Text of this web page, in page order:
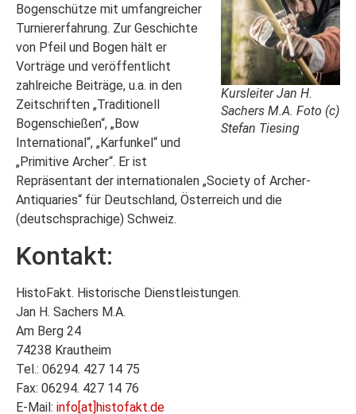
Kursleiter Jan H.
Sachers M.A. Foto (c)
Stefan Tiesing
Bogenschütze mit umfangreicher
Turniererfahrung. Zur Geschichte
von Pfeil und Bogen hält er
Vorträge und veröffentlicht
zahlreiche Beiträge, u.a. in den
Zeitschriften „Traditionell
Bogenschießen“, „Bow
International“, „Karfunkel“ und
„Primitive Archer“. Er ist
Repräsentant der internationalen „Society of Archer-
Antiquaries“ für Deutschland, Österreich und die
(deutschsprachige) Schweiz.
Kontakt:
HistoFakt. Historische Dienstleistungen.
Jan H. Sachers M.A.
Am Berg 24
74238 Krautheim
Tel.: 06294. 427 14 75
Fax: 06294. 427 14 76
E-Mail: info[at]histofakt.de